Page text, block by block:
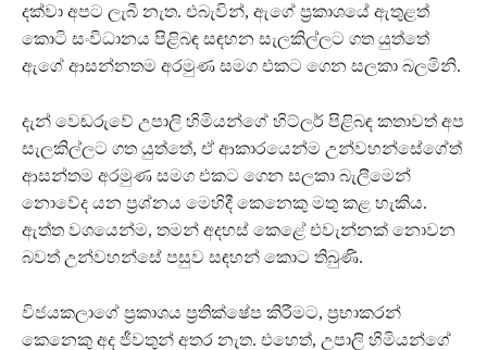
දක්වා අපට ලැබී නැත. එබැවින්, ඇගේ ප‍්‍රකාශයේ ඇතුළත්
කොටි සංවිධානය පිළිබඳ සඳහන සැලකිල්ලට ගත යුත්තේ
ඇගේ ආසන්නතම අරමුණ සමග එකට ගෙන සලකා බලමිනි.
දැන් වෙඬරුවේ උපාලි හිමියන්ගේ හිට්ලර් පිළිබඳ කතාවත් අප
සැලකිල්ලට ගත යුත්තේ, ඒ ආකාරයෙන්ම උන්වහන්සේගේත්
ආසන්තම අරමුණ සමග එකට ගෙන සලකා බැලීමෙන්
නොවේද යන ප‍්‍රශ්නය මෙහිදී කෙනෙකු මතු කළ හැකිය.
ඇත්ත වශයෙන්ම, තමන් අදහස් කෙළේ එවැන්නක් නොවන
බවත් උන්වහන්සේ පසුව සඳහන් කොට තිබුණි.
විජයකලාගේ ප‍්‍රකාශය ප‍්‍රතික්ෂේප කිරීමට, ප‍්‍රභාකරන්
කෙනෙකු අද ජීවතුන් අතර නැත. එහෙත්, උපාලි හිමියන්ගේ